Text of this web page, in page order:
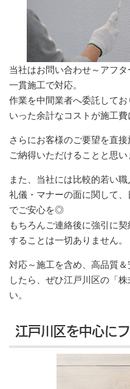
当社はお問い合わせ～アフ
一貫施工で対応。
作業を中間業者へ委託して
いった余計なコストが施工費
さらにお客様のご要望を直
ご納得いただけることと思い
また、当社には比較的若い
礼儀・マナーの面に関して
でご安心を◎
もちろんご連絡後に強引に
することは一切ありません。
対応～施工を含め、高品質
したら、ぜひ江戸川区の「
い。
江戸川区を中心に